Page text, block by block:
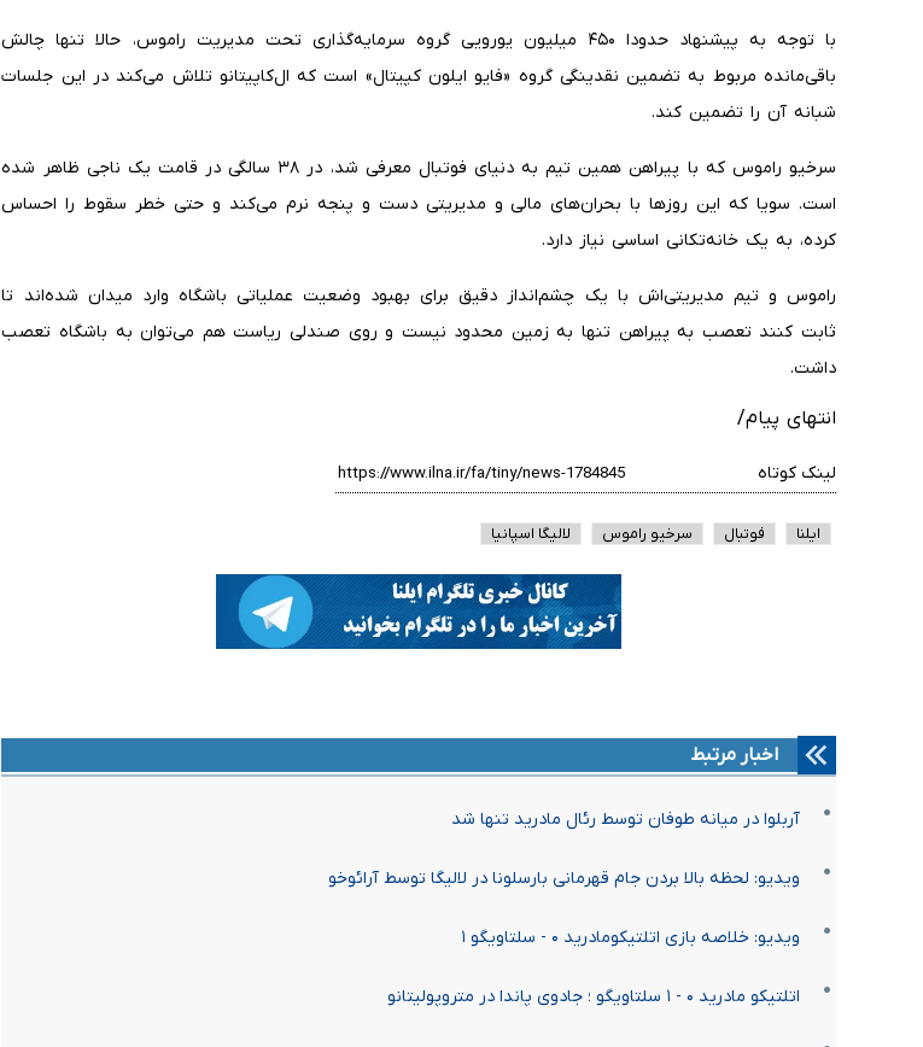
با توجه به پیشنهاد حدودا ۴۵۰ میلیون یورویی گروه سرمایه‌گذاری تحت مدیریت راموس، حالا تنها چالش
باقی‌مانده مربوط به تضمین نقدینگی گروه «فایو ایلون کپیتال» است که ال‌کاپیتانو تلاش می‌کند در این جلسات
شبانه آن را تضمین کند.
سرخیو راموس که با پیراهن همین تیم به دنیای فوتبال معرفی شد، در ۳۸ سالگی در قامت یک ناجی ظاهر شده
است. سویا که این روزها با بحران‌های مالی و مدیریتی دست و پنجه نرم می‌کند و حتی خطر سقوط را احساس
کرده، به یک خانه‌تکانی اساسی نیاز دارد.
راموس و تیم مدیریتی‌اش با یک چشم‌انداز دقیق برای بهبود وضعیت عملیاتی باشگاه وارد میدان شده‌اند تا
ثابت کنند تعصب به پیراهن تنها به زمین محدود نیست و روی صندلی ریاست هم می‌توان به باشگاه تعصب
داشت.
انتهای پیام/
لینک کوتاه
ایلنا فوتبال سرخیو راموس لالیگا اسپانیا
اخبار مرتبط
آربلوا در میانه طوفان توسط رئال مادرید تنها شد
ویدیو: لحظه بالا بردن جام قهرمانی بارسلونا در لالیگا توسط آرائوخو
ویدیو: خلاصه بازی اتلتیکومادرید ۰ - سلتاویگو ۱
اتلتیکو مادرید ۰ - ۱ سلتاویگو ؛ جادوی پاندا در متروپولیتانو